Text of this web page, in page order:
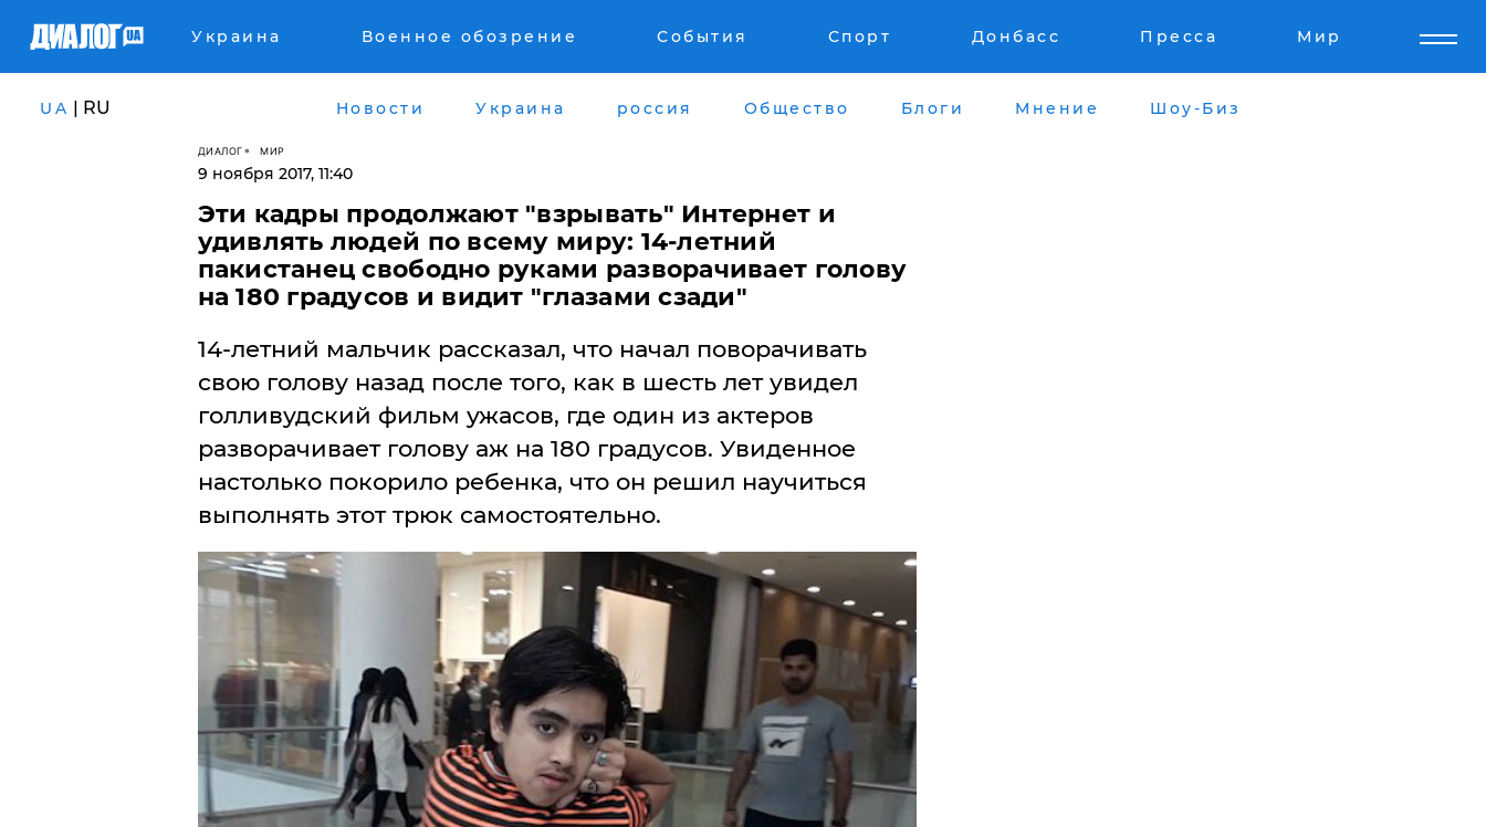
Украина Военное обозрение События Спорт Донбасс Пресса Мир
UA | RU Новости Украина россия Общество Блоги Мнение Шоу-Биз
ДИАЛОГ МИР
9 ноября 2017, 11:40
Эти кадры продолжают "взрывать" Интернет и
удивлять людей по всему миру: 14-летний
пакистанец свободно руками разворачивает голову
на 180 градусов и видит "глазами сзади"
14-летний мальчик рассказал, что начал поворачивать
свою голову назад после того, как в шесть лет увидел
голливудский фильм ужасов, где один из актеров
разворачивает голову аж на 180 градусов. Увиденное
настолько покорило ребенка, что он решил научиться
выполнять этот трюк самостоятельно.